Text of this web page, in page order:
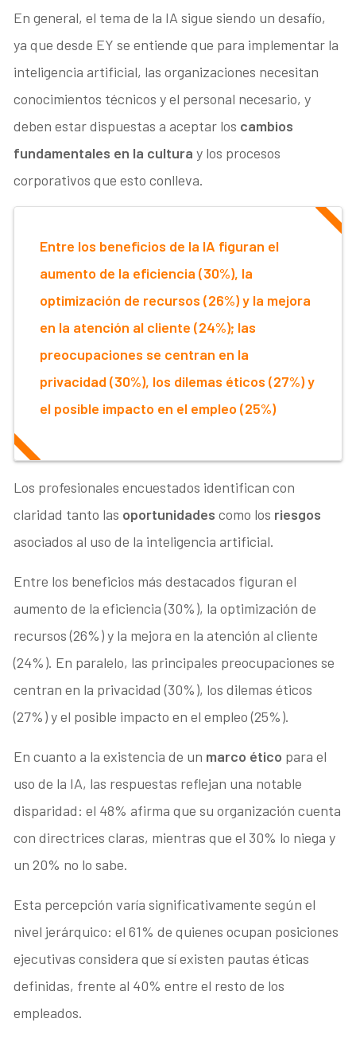
En general, el tema de la IA sigue siendo un desafío,
ya que desde EY se entiende que para implementar la
inteligencia artificial, las organizaciones necesitan
conocimientos técnicos y el personal necesario, y
deben estar dispuestas a aceptar los cambios
fundamentales en la cultura y los procesos
corporativos que esto conlleva.
Entre los beneficios de la IA figuran el
aumento de la eficiencia (30%), la
optimización de recursos (26%) y la mejora
en la atención al cliente (24%); las
preocupaciones se centran en la
privacidad (30%), los dilemas éticos (27%) y
el posible impacto en el empleo (25%)
Los profesionales encuestados identifican con
claridad tanto las oportunidadescomo los riesgos
asociados al uso de la inteligencia artificial.
Entre los beneficios más destacados figuran el
aumento de la eficiencia (30%), la optimización de
recursos (26%) y la mejora en la atención al cliente
(24%). En paralelo, las principales preocupaciones se
centran en la privacidad (30%), los dilemas éticos
(27%) y el posible impacto en el empleo (25%).
En cuanto a la existencia de un marco ético para el
uso de la IA, las respuestas reflejan una notable
disparidad: el 48% afirma que su organización cuenta
con directrices claras, mientras que el 30% lo niega y
un 20% no lo sabe.
Esta percepción varía significativamente según el
nivel jerárquico: el 61% de quienes ocupan posiciones
ejecutivas considera que sí existen pautas éticas
definidas, frente al 40% entre el resto de los
empleados.